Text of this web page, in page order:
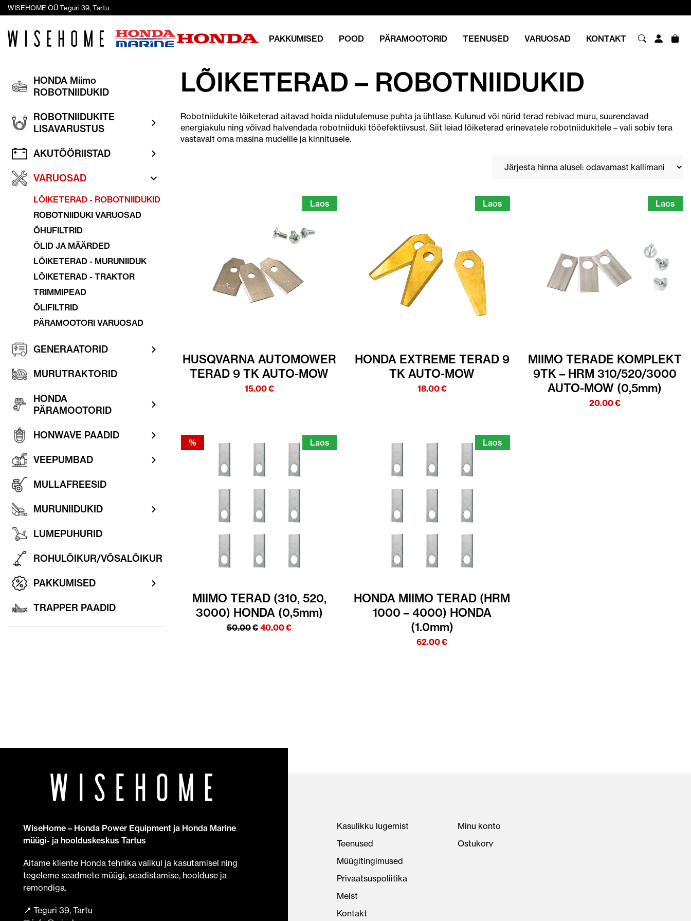
WISEHOME OÜ Teguri 39, Tartu
PAKKUMISED POOD PÄRAMOOTORID TEENUSED VARUOSAD KONTAKT
HONDA Miimo
ROBOTNIIDUKID
ROBOTNIIDUKITE
LISAVARUSTUS
AKUTÖÖRIISTAD
VARUOSAD
LÕIKETERAD - ROBOTNIIDUKID
ROBOTNIIDUKI VARUOSAD
ÕHUFILTRID
ÕLID JA MÄÄRDED
LÕIKETERAD - MURUNIIDUK
LÕIKETERAD - TRAKTOR
TRIMMIPEAD
ÕLIFILTRID
PÄRAMOOTORI VARUOSAD
GENERAATORID
MURUTRAKTORID
HONDA
PÄRAMOOTORID
HONWAVE PAADID
VEEPUMBAD
MULLAFREESID
MURUNIIDUKID
LUMEPUHURID
ROHULÕIKUR/VÕSALÕIKUR
PAKKUMISED
TRAPPER PAADID
LÕIKETERAD – ROBOTNIIDUKID
Robotniidukite lõiketerad aitavad hoida niidutulemuse puhta ja ühtlase. Kulunud või nürid terad rebivad muru, suurendavad
energiakulu ning võivad halvendada robotniiduki tööefektiivsust. Siit leiad lõiketerad erinevatele robotniidukitele – vali sobiv tera
vastavalt oma masina mudelile ja kinnitusele.
Laos
HUSQVARNA AUTOMOWER
TERAD 9 TK AUTO-MOW
15.00€
Laos
HONDA EXTREME TERAD 9
TK AUTO-MOW
18.00€
Laos
MIIMO TERADE KOMPLEKT
9TK – HRM 310/520/3000
AUTO-MOW (0,5mm)
20.00€
% Laos
MIIMO TERAD (310, 520,
3000) HONDA (0,5mm)
50.00€ Algne
40.00€Praegune
Laos
HONDA MIIMO TERAD (HRM
1000 – 4000) HONDA
(1.0mm)
62.00€
WiseHome – Honda Power Equipment ja Honda Marine
müügi- ja hoolduskeskus Tartus
Aitame kliente Honda tehnika valikul ja kasutamisel ning
tegeleme seadmete müügi, seadistamise, hoolduse ja
remondiga.
📍 Teguri 39, Tartu
Kasulikku lugemist
Teenused
Müügitingimused
Privaatsuspoliitika
Meist
Kontakt
Minu konto
Ostukorv